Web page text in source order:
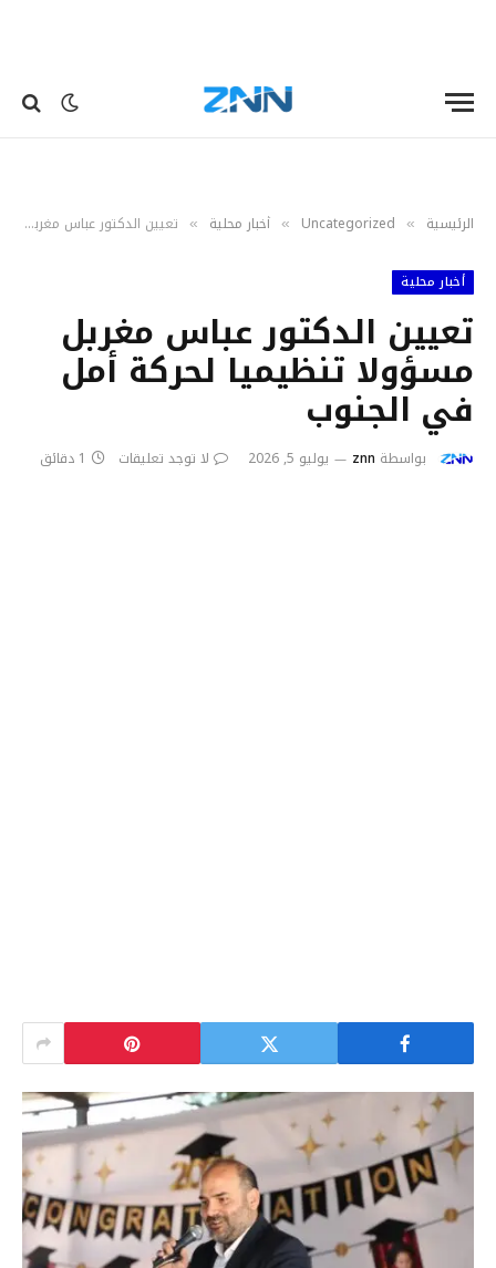
الرئيسية »
Uncategorized
» أخبار محلية » تعيين الدكتور عباس مغربل مسؤولا تنظيميا لحركة أمل في الجنوب
أخبار محلية
تعيين الدكتور عباس مغربل
مسؤولا تنظيميا لحركة أمل
في الجنوب
بواسطة znn يوليو 5, 2026 لا توجد تعليقات 1 دقائق